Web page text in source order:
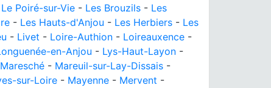
Le Poiré-sur-Vie - Les Brouzils - Les
- Les Hauts-d'Anjou - Les Herbiers - Les
- Livet - Loire-Authion - Loireauxence -
en-Anjou - Lys-Haut-Layon -
Maresché - Mareuil-sur-Lay-Dissais -
sur-Loire - Mayenne - Mervent -